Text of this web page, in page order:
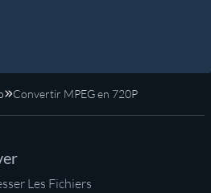
Convertir MPEG en 720P
Les Fichiers